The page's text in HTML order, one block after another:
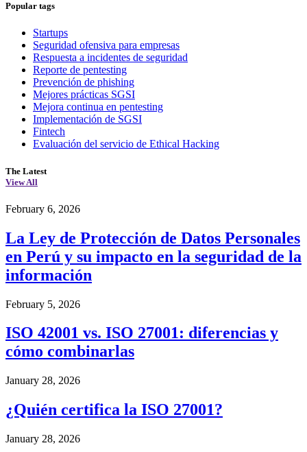
Popular tags
Startups
Seguridad ofensiva para empresas
Respuesta a incidentes de seguridad
Reporte de pentesting
Prevención de phishing
Mejores prácticas SGSI
Mejora continua en pentesting
Implementación de SGSI
Fintech
Evaluación del servicio de Ethical Hacking
The Latest
View All
February 6, 2026
La Ley de Protección de Datos Personales
en Perú y su impacto en la seguridad de la
información
February 5, 2026
ISO 42001 vs. ISO 27001: diferencias y
cómo combinarlas
January 28, 2026
¿Quién certifica la ISO 27001?
January 28, 2026